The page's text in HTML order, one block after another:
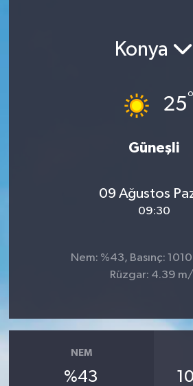
Konya
25°
Güneşli
09 Ağustos
09:30
Nem: %43, Basınç:
Rüzgar: 4.39
NEM
%43